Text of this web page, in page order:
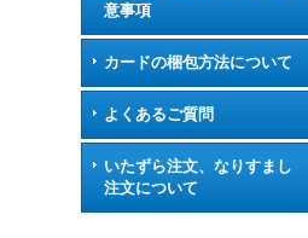
意事項
カードの梱包方法について
よくあるご質問
いたずら注文、なりすまし
注文について